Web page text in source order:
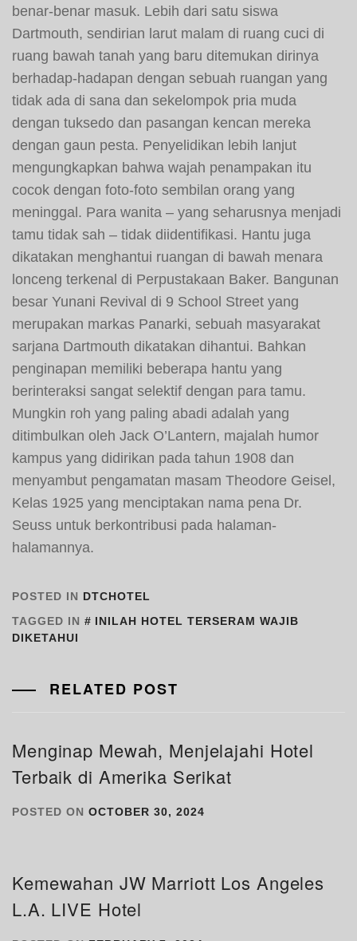
benar-benar masuk. Lebih dari satu siswa
Dartmouth, sendirian larut malam di ruang cuci di
ruang bawah tanah yang baru ditemukan dirinya
berhadap-hadapan dengan sebuah ruangan yang
tidak ada di sana dan sekelompok pria muda
dengan tuksedo dan pasangan kencan mereka
dengan gaun pesta. Penyelidikan lebih lanjut
mengungkapkan bahwa wajah penampakan itu
cocok dengan foto-foto sembilan orang yang
meninggal. Para wanita – yang seharusnya menjadi
tamu tidak sah – tidak diidentifikasi. Hantu juga
dikatakan menghantui ruangan di bawah menara
lonceng terkenal di Perpustakaan Baker. Bangunan
besar Yunani Revival di 9 School Street yang
merupakan markas Panarki, sebuah masyarakat
sarjana Dartmouth dikatakan dihantui. Bahkan
penginapan memiliki beberapa hantu yang
berinteraksi sangat selektif dengan para tamu.
Mungkin roh yang paling abadi adalah yang
ditimbulkan oleh Jack O’Lantern, majalah humor
kampus yang didirikan pada tahun 1908 dan
menyambut pengamatan masam Theodore Geisel,
Kelas 1925 yang menciptakan nama pena Dr.
Seuss untuk berkontribusi pada halaman-
halamannya.
POSTED IN DTCHOTEL
TAGGED IN
INILAH HOTEL TERSERAM WAJIB
DIKETAHUI
RELATED POST
Menginap Mewah, Menjelajahi Hotel
Terbaik di Amerika Serikat
POSTED ON OCTOBER 30, 2024
Kemewahan JW Marriott Los Angeles
L.A. LIVE Hotel